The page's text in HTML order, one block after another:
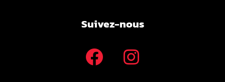
Suivez-nous